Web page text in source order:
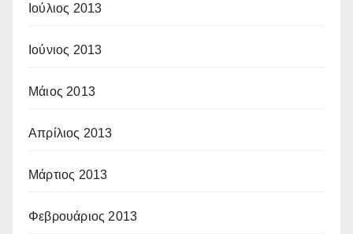
Ιούλιος 2013
Ιούνιος 2013
Μάιος 2013
Απρίλιος 2013
Μάρτιος 2013
Φεβρουάριος 2013